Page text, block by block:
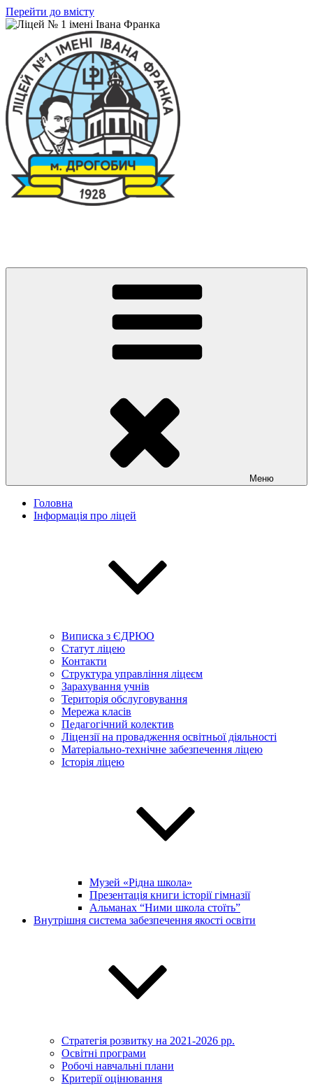
Перейти до вмісту
Меню
Головна
Інформація про ліцей
Виписка з ЄДРЮО
Статут ліцею
Контакти
Структура управління ліцеєм
Зарахування учнів
Територія обслуговування
Мережа класів
Педагогічний колектив
Ліцензії на провадження освітньої діяльності
Матеріально-технічне забезпечення ліцею
Історія ліцею
Музей «Рідна школа»
Презентація книги історії гімназії
Альманах “Ними школа стоїть”
Внутрішня система забезпечення якості освіти
Стратегія розвитку на 2021-2026 рр.
Освітні програми
Робочі навчальні плани
Критерії оцінювання